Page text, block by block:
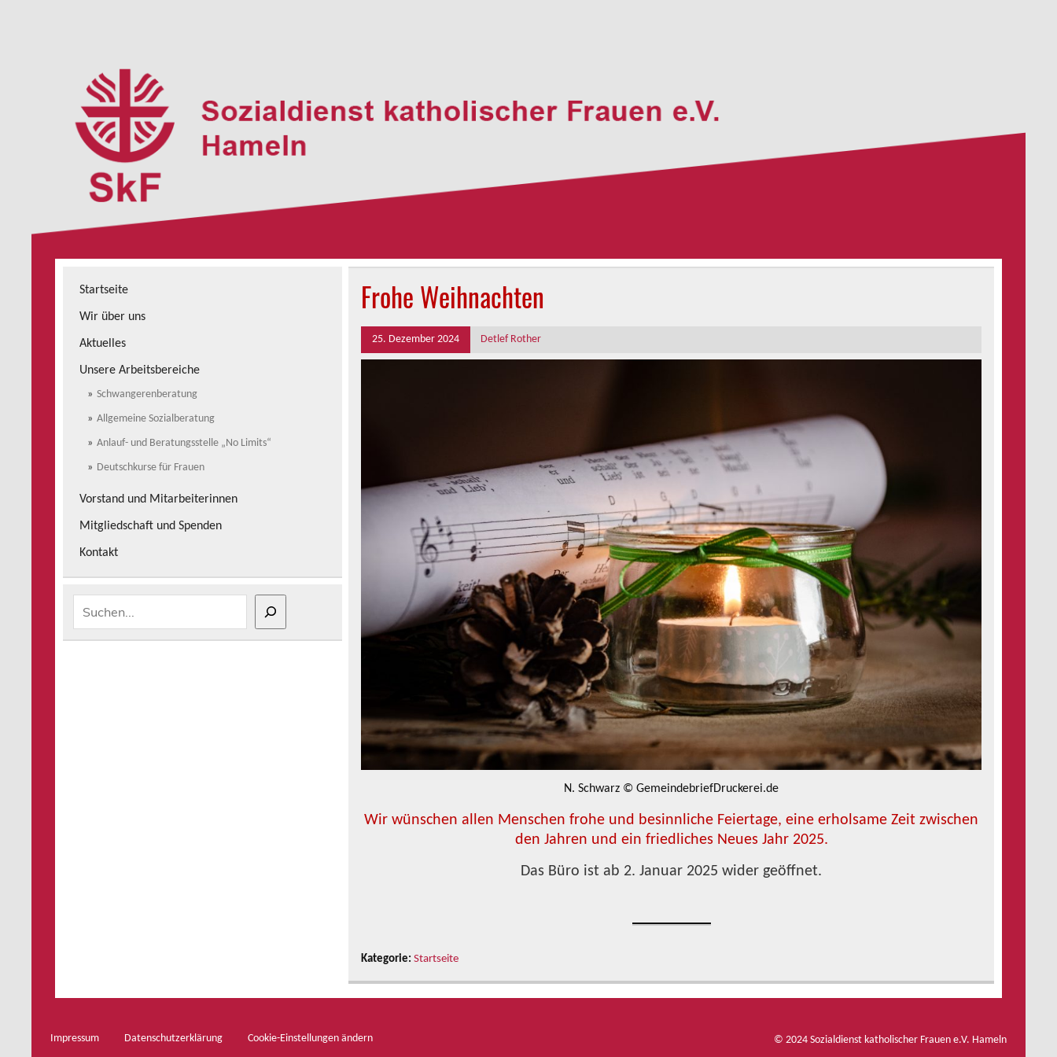
SkF e.V. Hameln
Frohe Weihnachten
25. Dezember 2024 Detlef Rother
N. Schwarz © GemeindebriefDruckerei.de
Wir wünschen allen Menschen frohe und besinnliche Feiertage, eine erholsame Zeit zwischen
den Jahren und ein friedliches Neues Jahr 2025.
Das Büro ist ab 2. Januar 2025 wider geöffnet.
Kategorie:Startseite
Startseite
Wir über uns
Aktuelles
Unsere Arbeitsbereiche
Schwangerenberatung
Allgemeine Sozialberatung
Anlauf- und Beratungsstelle „No Limits“
Deutschkurse für Frauen
Vorstand und Mitarbeiterinnen
Mitgliedschaft und Spenden
Kontakt
Impressum Datenschutzerklärung Cookie-Einstellungen ändern © 2024 Sozialdienst katholischer Frauen e.V. Hameln